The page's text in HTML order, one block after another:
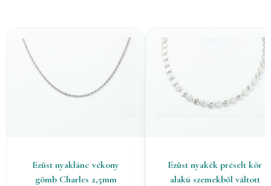
Ezüst nyaklánc vékony
gömb Charles 2,5mm
Ezüst nyakék préselt kör
alakú szemekből váltott